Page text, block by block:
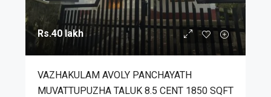
Rs.40 lakh
VAZHAKULAM AVOLY PANCHAYATH
MUVATTUPUZHA TALUK 8.5 CENT 1850 SQFT